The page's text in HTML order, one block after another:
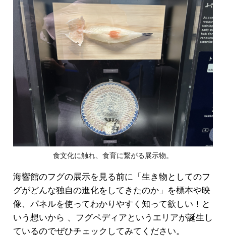
食文化に触れ、食育に繋がる展示物。
海響館のフグの展示を見る前に「 生き物としてのフ
グがどんな独自の進化をしてきたのか」
を標本や映
像、パネルを使ってわかりやすく知って欲しい！ と
いう想いから 、フグペディアというエリアが誕生し
ているのでぜひチェックしてみてください。